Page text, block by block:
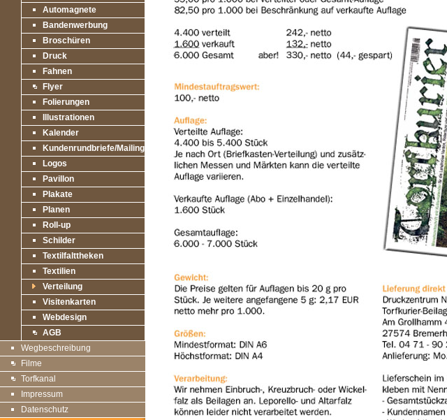
Automagnete
Bandenwerbung
Broschüren
Druck
Fahnen
Flyer
Folierungen
Illustrationen
Kalender
Kundenrundbriefe/Mailings
Logos
Pavillon
Plakate
Planen
Roll-up
Schilder
Textilfalttheken
Textilien
Verteilung
Visitenkarten
Webdesign
AGB
Wegbeschreibung
Filme
Torfkanal
Impressum
Datenschutz